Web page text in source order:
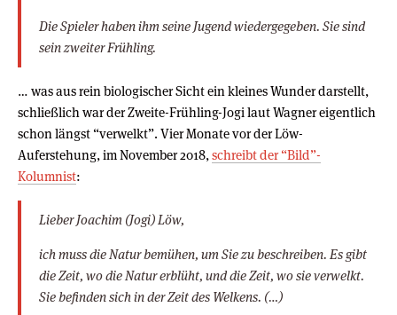
Die Spieler haben ihm seine Jugend wiedergegeben. Sie sind
sein zweiter Frühling.
… was aus rein biologischer Sicht ein kleines Wunder darstellt,
schließlich war der Zweite-Frühling-Jogi laut Wagner eigentlich
schon längst “verwelkt”. Vier Monate vor der Löw-
Auferstehung, im November 2018, schreibt der “Bild”-
Kolumnist:
Lieber Joachim (Jogi) Löw,
ich muss die Natur bemühen, um Sie zu beschreiben. Es gibt
die Zeit, wo die Natur erblüht, und die Zeit, wo sie verwelkt.
Sie befinden sich in der Zeit des Welkens. (…)